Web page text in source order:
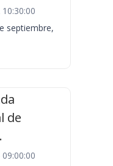
septiembre,
de